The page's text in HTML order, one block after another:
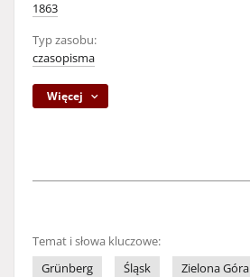
1863
Typ zasobu:
czasopisma
Więcej
Temat i słowa kluczowe:
Grünberg
Śląsk Zielona Góra